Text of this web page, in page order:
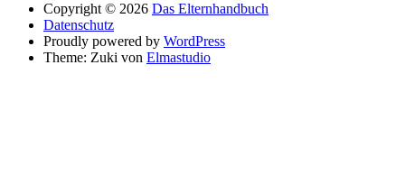
Copyright © 2026 Das Elternhandbuch
Datenschutz
Proudly powered by WordPress
Theme: Zuki von Elmastudio